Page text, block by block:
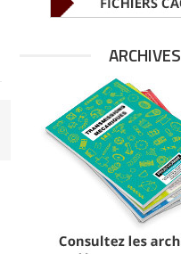
ARCHIVES